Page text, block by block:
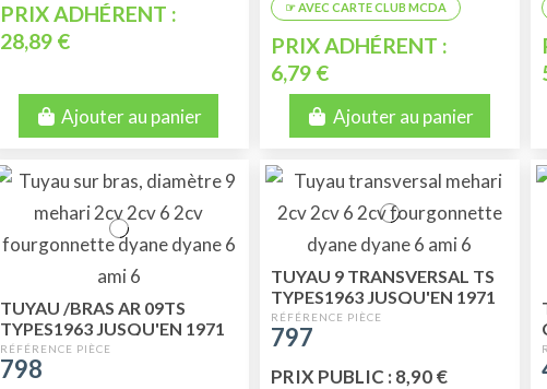
PRIX ADHÉRENT :
28,89 €
Ajouter au panier
PRIX ADHÉRENT :
6,79 €
Ajouter au panier
TUYAU /BRAS AR 09TS
TYPES1963 JUSQU'EN 1971
798
TUYAU 9 TRANSVERSAL TS
TYPES1963 JUSQU'EN 1971
797
PRIX PUBLIC : 8,90 €